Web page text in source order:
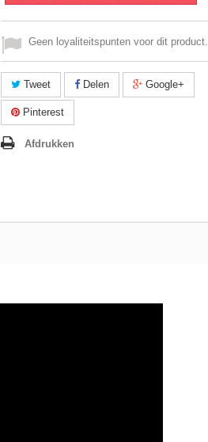
Geen loyaliteitspunten voor dit product.
Tweet Delen Google+
Pinterest
Afdrukken